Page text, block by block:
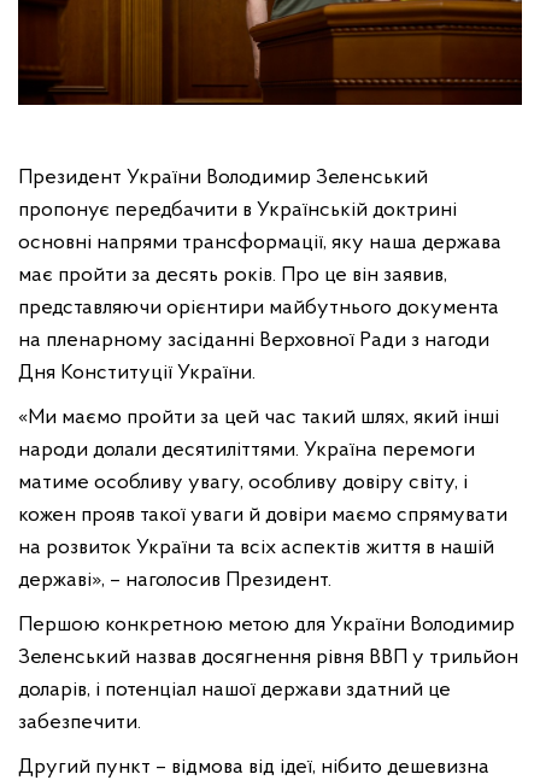
Президент України Володимир Зеленський
пропонує передбачити в Українській доктрині
основні напрями трансформації, яку наша держава
має пройти за десять років. Про це він заявив,
представляючи орієнтири майбутнього документа
на пленарному засіданні Верховної Ради з нагоди
Дня Конституції України.
«Ми маємо пройти за цей час такий шлях, який інші
народи долали десятиліттями. Україна перемоги
матиме особливу увагу, особливу довіру світу, і
кожен прояв такої уваги й довіри маємо спрямувати
на розвиток України та всіх аспектів життя в нашій
державі», – наголосив Президент.
Першою конкретною метою для України Володимир
Зеленський назвав досягнення рівня ВВП у трильйон
доларів, і потенціал нашої держави здатний це
забезпечити.
Другий пункт – відмова від ідеї, нібито дешевизна